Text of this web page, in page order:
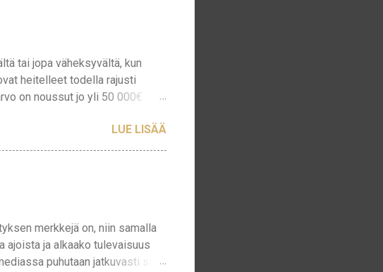
tai jopa väheksyvältä, kun
heitelleet todella rajusti
on noussut jo yli 50 000€
Vincit on vihdoin päässyt
Citycon, Telenor ja
nyt sitten selvää. Muutos
nähdä, että jos salkussa
en sitä ostanut, kun hinta
LUE LISÄÄ
merkkejä on, niin samalla
ajoista ja alkaako tulevaisuus
puhutaan jatkuvasti siitä,